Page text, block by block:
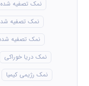
نمک تصفیه
نمک تصفیه
نمک تصفیه
نمک دریا خوراکی
نمک رژیمی کیمیا